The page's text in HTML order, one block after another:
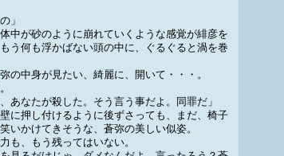
」
中が砂のように崩れていくような感覚が緋彦を
う何も浮かばない頭の中に、ぐるぐると渦を巻
中身が見たい、綺麗に、開いて・・・。
あなたが殺した。そう言う事だよ。同罪だ」
に押し付けるように後ずさっても、まだ、椅子
いかけてきそうな、蒼弥の美しい似姿。
も、もう残ってはいない。